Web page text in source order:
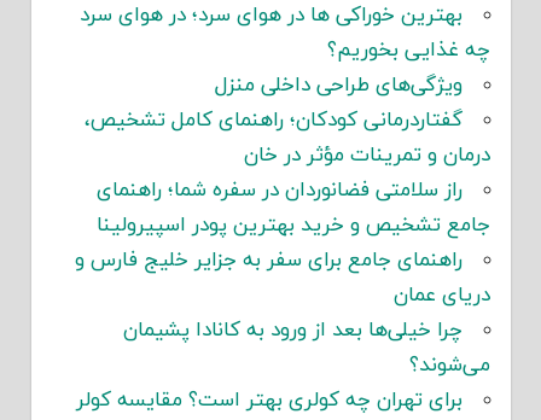
بهترین خوراکی ها در هوای سرد؛ در هوای سرد
چه غذایی بخوریم؟
ویژگی‌های طراحی داخلی منزل
گفتاردرمانی کودکان؛ راهنمای کامل تشخیص،
درمان و تمرینات مؤثر در خان
راز سلامتی فضانوردان در سفره شما؛ راهنمای
جامع تشخیص و خرید بهترین پودر اسپیرولینا
راهنمای جامع برای سفر به جزایر خلیج فارس و
دریای عمان
چرا خیلی‌ها بعد از ورود به کانادا پشیمان
می‌شوند؟
برای تهران چه کولری بهتر است؟ مقایسه کولر